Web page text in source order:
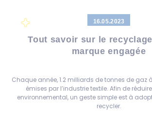
16.05.2023
Tout savoir sur le
marque engagée
Chaque année, 1.2 milliards de tonnes de gaz
émises par l’industrie textile. Afin de
environnemental, un geste simple est à
recycler.